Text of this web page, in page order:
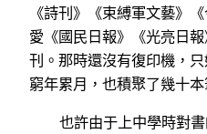
《詩刊》《束縛軍文藝》
愛《國民日報》《光亮日
刊。那時還沒有復印機，
窮年累月，也積聚了幾十
也許由于上中學時對書